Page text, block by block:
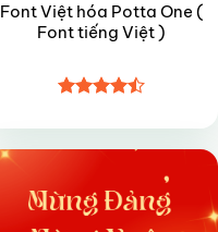
Font Việt hóa Potta One (
Font tiếng Việt )
hạng4.5
5 sao